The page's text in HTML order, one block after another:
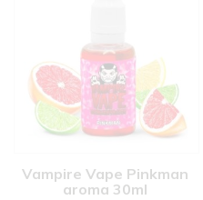
Vampire Vape Pinkman
aroma 30ml